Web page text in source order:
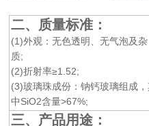
二、质量标准：
(1)外观：无色透明、无气泡及杂
质;
(2)折射率≥1.52;
(3)玻璃珠成份：钠钙玻璃组成
中SiO2含量>67%;
三、产品用途：